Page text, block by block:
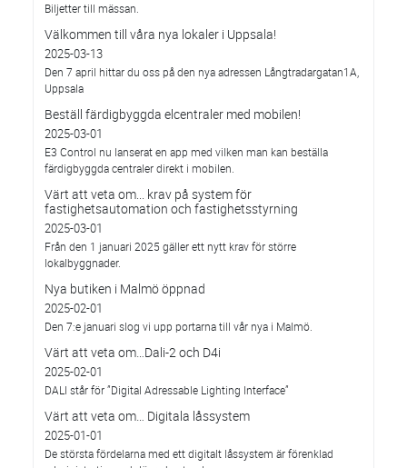
Biljetter till mässan.
Välkommen till våra nya lokaler i Uppsala!
2025-03-13
Den 7 april hittar du oss på den nya adressen Långtradargatan1A,
Uppsala
Beställ färdigbyggda elcentraler med mobilen!
2025-03-01
E3 Control nu lanserat en app med vilken man kan beställa
färdigbyggda centraler direkt i mobilen.
Värt att veta om... krav på system för
fastighetsautomation och fastighetsstyrning
2025-03-01
Från den 1 januari 2025 gäller ett nytt krav för större
lokalbyggnader.
Nya butiken i Malmö öppnad
2025-02-01
Den 7:e januari slog vi upp portarna till vår nya i Malmö.
Värt att veta om…Dali-2 och D4i
2025-02-01
DALI står för ”Digital Adressable Lighting Interface”
Värt att veta om… Digitala låssystem
2025-01-01
De största fördelarna med ett digitalt låssystem är förenklad